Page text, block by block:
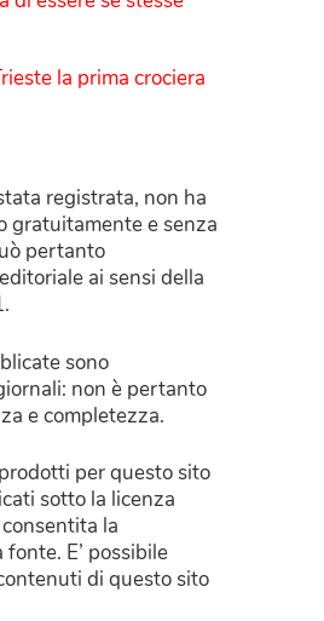
la prima crociera
registrata, non ha
gratuitamente e senza
pertanto
ai sensi della
sono
non è pertanto
e completezza.
per questo sito
sotto la licenza
la
E’ possibile
di questo sito